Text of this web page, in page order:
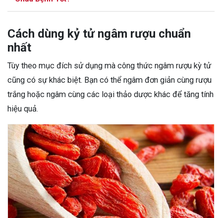
Cách dùng kỷ tử ngâm rượu chuẩn
nhất
Tùy theo mục đích sử dụng mà công thức ngâm rượu kỳ tử
cũng có sự khác biệt. Bạn có thể ngâm đơn giản cùng rượu
trắng hoặc ngâm cùng các loại thảo dược khác để tăng tính
hiệu quả.